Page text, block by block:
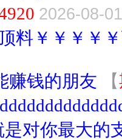
2026-08-
料￥￥￥￥
赚钱的朋友 【
对你最大的